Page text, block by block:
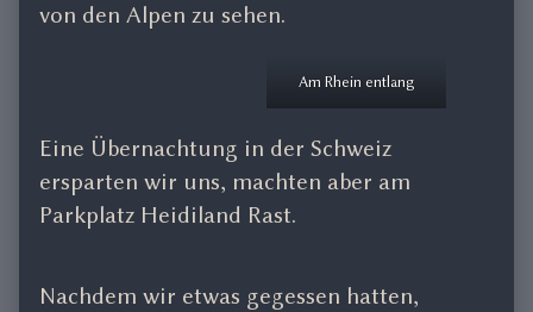
von den Alpen zu sehen.
Am Rhein entlang
Eine Übernachtung in der Schweiz
ersparten wir uns, machten aber am
Parkplatz Heidiland Rast.
Nachdem wir etwas gegessen hatten,